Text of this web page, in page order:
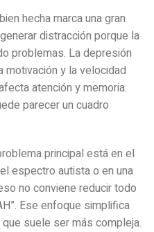
hecha marca una gran
distracción porque la
problemas. La depresión
motivación y la velocidad
atención y memoria.
parecer un cuadro
principal está en el
espectro autista o en una
no conviene reducir todo
Ese enfoque simplifica
suele ser más compleja.